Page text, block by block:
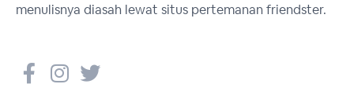
menulisnya diasah lewat situs pertemanan friendster.